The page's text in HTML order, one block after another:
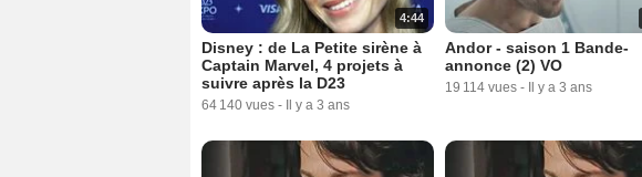
4:44
Disney : de La Petite sirène à
Captain Marvel, 4 projets à
suivre après la D23
64 140 vues - Il y a 3 ans
Andor - saison 1 Bande-
annonce (2) VO
19 114 vues - Il y a 3 ans